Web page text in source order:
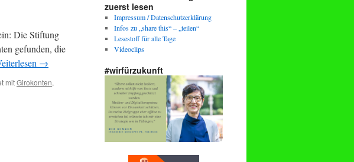
Die Stiftung
gefunden, die
→
mitGirokonten,
zuerst lesen
Impressum / Datenschutzerklärung
Infos zu „share this“ – „teilen“
Lesestoff für alle Tage
Videoclips
#wirfürzukunft